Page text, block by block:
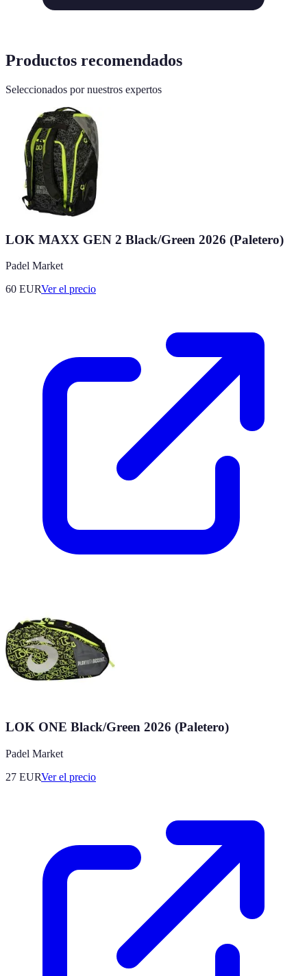
Productos recomendados
Seleccionados por nuestros expertos
LOK MAXX GEN 2 Black/Green 2026 (Paletero)
Padel Market
60 EURVer el precio
LOK ONE Black/Green 2026 (Paletero)
Padel Market
27 EURVer el precio